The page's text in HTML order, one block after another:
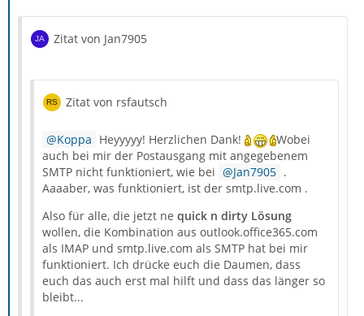
Zitat von Jan7905
Zitat von rsfautsch
Koppa Heyyyyy! Herzlichen Dank!
Wobei
auch bei mir der Postausgang mit angegebenem
SMTP nicht funktioniert, wie bei
Jan7905 .
Aaaaber, was funktioniert, ist der smtp.live.com .
Also für alle, die jetzt ne quick n dirty Lösung
wollen, die Kombination aus outlook.office365.com
als IMAP und smtp.live.com als SMTP hat bei mir
funktioniert. Ich drücke euch die Daumen, dass
euch das auch erst mal hilft und dass das länger so
bleibt...